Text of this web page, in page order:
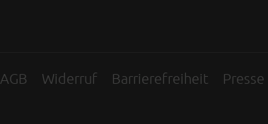
AGB Widerruf Barrierefreiheit Presse